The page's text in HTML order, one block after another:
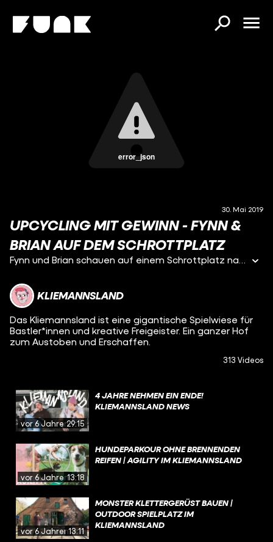
error_json
30. Mai 2019
UPCYCLING MIT GEWINN - FYNN &
BRIAN AUF DEM SCHROTTPLATZ
Fynn und Brian schauen auf einem Schrottplatz nach brauchbaren Teilen zum umbauen.
KLIEMANNSLAND
Das Kliemannsland ist eine gigantische Spielwiese für
Bastler*innen und kreative Freigeister. Ein ganzer Hof
zum Austoben und Erschaffen.
313 Videos
vor 6 Jahren29:15
4 JAHRE NEHMEN EIN ENDE!
KLIEMANNSLAND NEWS
vor 6 Jahren13:18
HUNDEPARKOUR OHNE BRENNENDEN
REIFEN | AGILITY IM KLIEMANNSLAND
vor 6 Jahren13:11
MONSTER KLETTERGERÜST BAUEN |
OUTDOOR SPIELPLATZ IM
KLIEMANNSLAND